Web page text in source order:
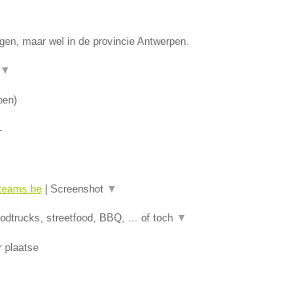
maar wel in de provincie Antwerpen.
▼
)
| Screenshot ▼
streetfood, BBQ, ... of toch ▼
plaatse